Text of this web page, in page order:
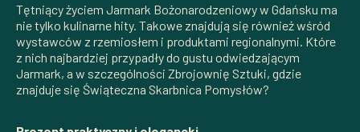
Tętniący życiem Jarmark Bożonarodzeniowy w Gdańsku ma
nie tylko kulinarne hity. Takowe znajdują się również wśród
wystawców z rzemiosłem i produktami regionalnymi. Które
z nich najbardziej przypadły do gustu odwiedzającym
Jarmark, a w szczególności Zbrojownię Sztuki, gdzie
znajduje się Świąteczna Skarbnica Pomysłów?